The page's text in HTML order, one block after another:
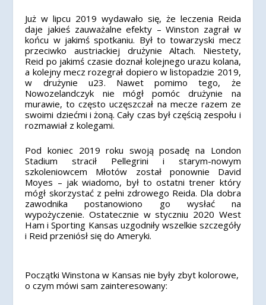
Już w lipcu 2019 wydawało się, że leczenia Reida
daje jakieś zauważalne efekty – Winston zagrał w
końcu w jakimś spotkaniu. Był to towarzyski mecz
przeciwko austriackiej drużynie Altach. Niestety,
Reid po jakimś czasie doznał kolejnego urazu kolana,
a kolejny mecz rozegrał dopiero w listopadzie 2019,
w drużynie u23. Nawet pomimo tego, że
Nowozelandczyk nie mógł pomóc drużynie na
murawie, to często uczęszczał na mecze razem ze
swoimi dziećmi i żoną. Cały czas był częścią zespołu i
rozmawiał z kolegami.
Pod koniec 2019 roku swoją posadę na London
Stadium stracił Pellegrini i starym-nowym
szkoleniowcem Młotów został ponownie David
Moyes – jak wiadomo, był to ostatni trener który
mógł skorzystać z pełni zdrowego Reida. Dla dobra
zawodnika postanowiono go wysłać na
wypożyczenie. Ostatecznie w styczniu 2020 West
Ham i Sporting Kansas uzgodniły wszelkie szczegóły
i Reid przeniósł się do Ameryki.
Początki Winstona w Kansas nie były zbyt kolorowe,
o czym mówi sam zainteresowany: